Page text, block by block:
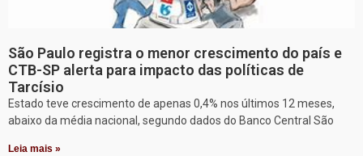
São Paulo registra o menor crescimento do país e
CTB-SP alerta para impacto das políticas de
Tarcísio
Estado teve crescimento de apenas 0,4% nos últimos 12 meses,
abaixo da média nacional, segundo dados do Banco Central São
Leia mais »